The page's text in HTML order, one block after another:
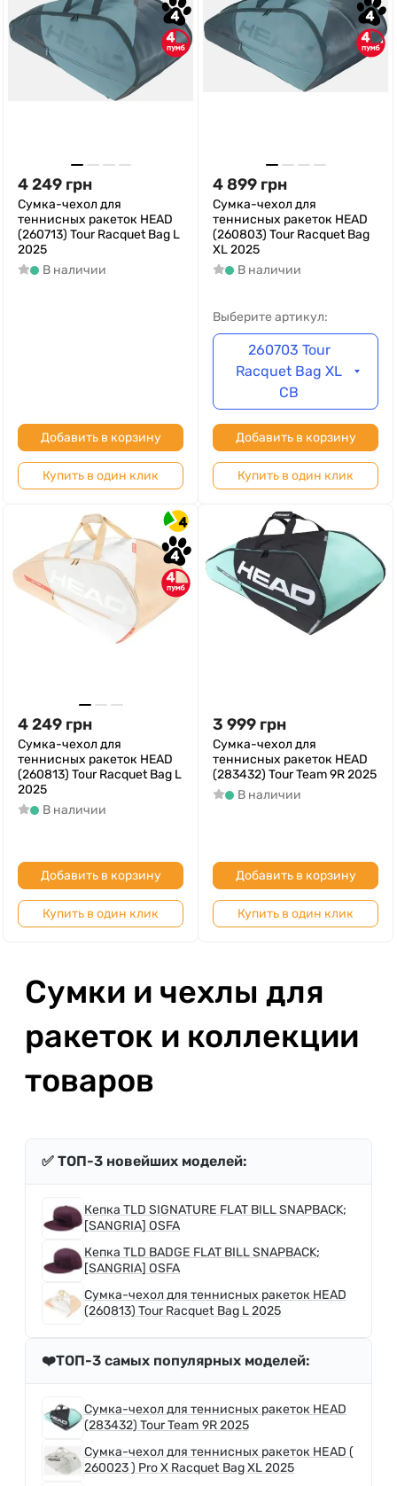
4
4
4 249 грн
Сумка-чехол для
теннисных ракеток HEAD
(260713) Tour Racquet Bag L
2025
В наличии
Добавить в корзину
Купить в один клик
4
4
4 899 грн
Сумка-чехол для
теннисных ракеток HEAD
(260803) Tour Racquet Bag
XL 2025
В наличии
Выберите артикул:
260703 Tour
Racquet Bag XL
CB
Добавить в корзину
Купить в один клик
4
4
4
4 249 грн
Сумка-чехол для
теннисных ракеток HEAD
(260813) Tour Racquet Bag L
2025
В наличии
Добавить в корзину
Купить в один клик
3 999 грн
Сумка-чехол для
теннисных ракеток HEAD
(283432) Tour Team 9R 2025
В наличии
Добавить в корзину
Купить в один клик
Сумки и чехлы для
ракеток и коллекции
товаров
✅ ТОП-3 новейших моделей:
Кепка TLD SIGNATURE FLAT BILL SNAPBACK;
[SANGRIA] OSFA
Кепка TLD BADGE FLAT BILL SNAPBACK;
[SANGRIA] OSFA
Сумка-чехол для теннисных ракеток HEAD
(260813) Tour Racquet Bag L 2025
❤️ТОП-3 самых популярных моделей:
Сумка-чехол для теннисных ракеток HEAD
(283432) Tour Team 9R 2025
Сумка-чехол для теннисных ракеток HEAD (
260023 ) Pro X Racquet Bag XL 2025